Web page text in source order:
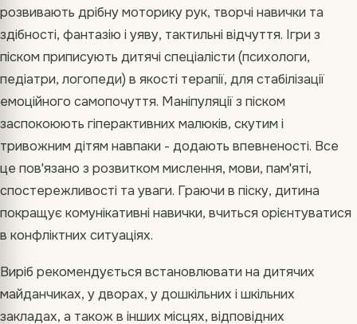
розвивають дрібну моторику рук, творчі навички та
здібності, фантазію і уяву, тактильні відчуття. Ігри з
піском приписують дитячі спеціалісти (психологи,
педіатри, логопеди) в якості терапії, для стабілізації
емоційного самопочуття. Маніпуляції з піском
заспокоюють гіперактивних малюків, скутим і
тривожним дітям навпаки - додають впевненості. Все
це пов'язано з розвитком мислення, мови, пам'яті,
спостережливості та уваги. Граючи в піску, дитина
покращує комунікативні навички, вчиться орієнтуватися
в конфліктних ситуаціях.
Виріб рекомендується встановлювати на дитячих
майданчиках, у дворах, у дошкільних і шкільних
закладах, а також в інших місцях, відповідних